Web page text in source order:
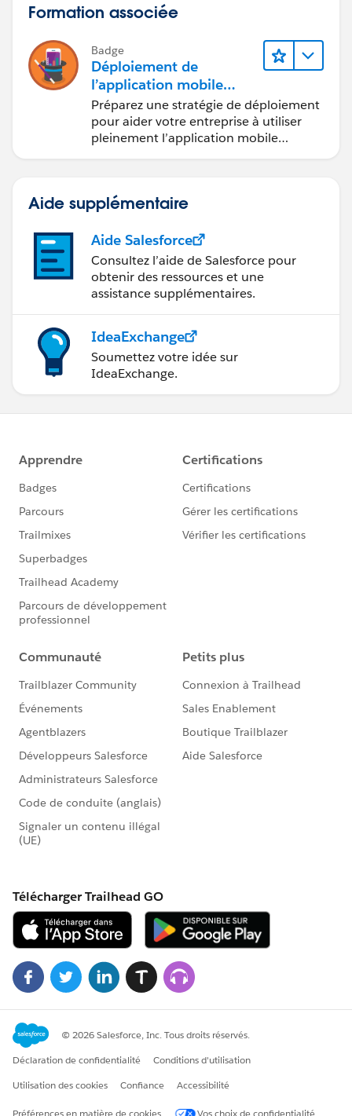
Formation associée
Badge
Déploiement de
l’application mobile
Salesforce
Préparez une stratégie de déploiement
pour aider votre entreprise à utiliser
pleinement l’application mobile
Aide supplémentaire
Aide Salesforce
Consultez l’aide de Salesforce pour
obtenir des ressources et une
assistance supplémentaires.
IdeaExchange
Soumettez votre idée sur
IdeaExchange.